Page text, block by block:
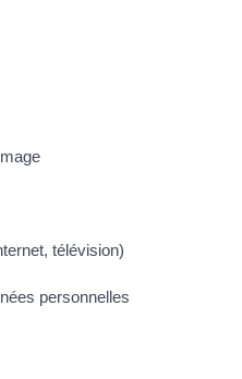
télévision)
personnelles